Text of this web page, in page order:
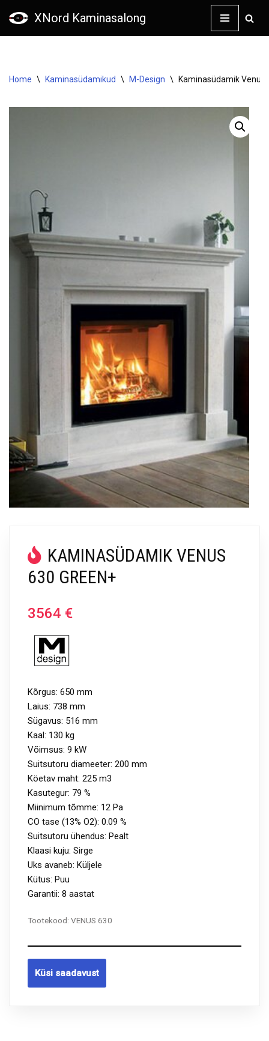
XNord Kaminasalong
Home \ Kaminasüdamikud \ M-Design \ Kaminasüdamik Venus
KAMINASÜDAMIK VENUS
630 GREEN+
3564 €
Kõrgus: 650 mm
Laius: 738 mm
Sügavus: 516 mm
Kaal: 130 kg
Võimsus: 9 kW
Suitsutoru diameeter: 200 mm
Köetav maht: 225 m3
Kasutegur: 79 %
Miinimum tõmme: 12 Pa
CO tase (13% O2): 0.09 %
Suitsutoru ühendus: Pealt
Klaasi kuju: Sirge
Uks avaneb: Küljele
Kütus: Puu
Garantii: 8 aastat
Tootekood: VENUS 630
Küsi saadavust